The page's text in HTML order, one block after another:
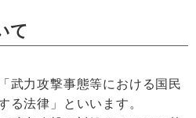
て
武力攻撃事態等における国民
法律」といいます。